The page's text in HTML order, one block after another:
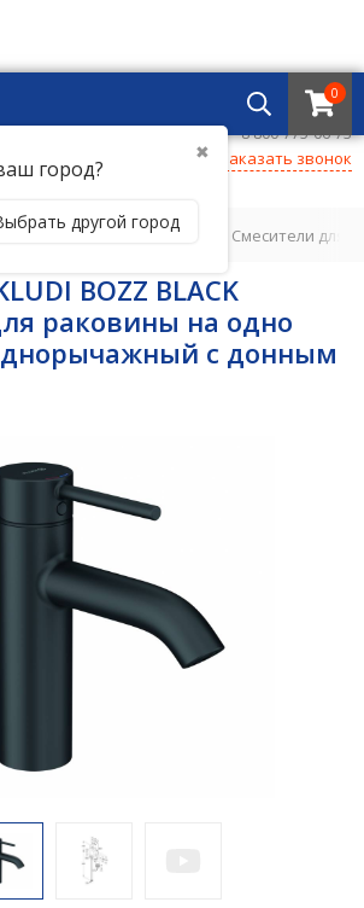
✖
город?
другой город
0
+7 495 221 69 55
8 800-775-06-73
Заказать звонок
ДЛЯ ВАННОЙ КОМНАТЫ Смесители для
BOZZ BLACK
раковины на одно
с донным